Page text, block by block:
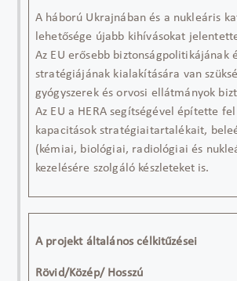
A háború Ukrajnában és a nukleáris
lehetősége újabb kihívásokat
Az EU erősebb biztonságpolitikájának
stratégiájának kialakítására van
gyógyszerek és orvosi ellátmányok
Az EU a HERA segítségével építette
kapacitások stratégiaitartalékait,
(kémiai, biológiai, radiológiai és
kezelésére szolgáló készleteket is.
A projekt általános célkitűzései
Rövid/Közép/ Hosszú